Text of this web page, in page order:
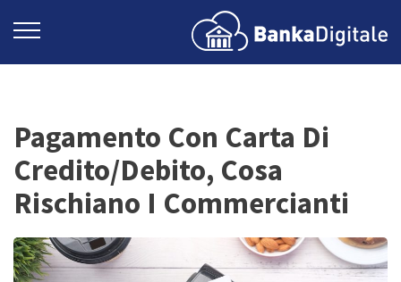
Pagamento Con Carta Di
Credito/Debito, Cosa
Rischiano I Commercianti